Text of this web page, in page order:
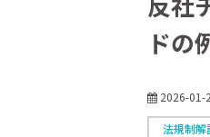
ドの
2026-01-
法規制解